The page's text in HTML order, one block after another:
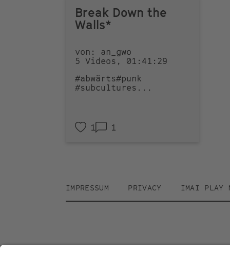
Break Down the
Walls*
von: an_gwo
5 Videos, 01:41:29
#abwärts#punk
#subcultures ...
1 1
Footer
IMPRESSUM PRIVACY IMAI PLAY